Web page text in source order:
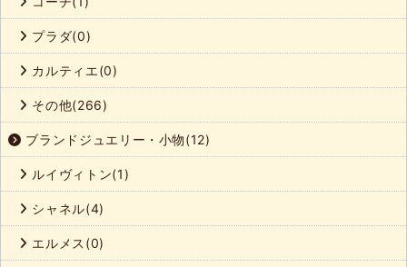
プラダ(0)
カルティエ(0)
その他(266)
ブランドジュエリー・小物(12)
ルイヴィトン(1)
シャネル(4)
エルメス(0)